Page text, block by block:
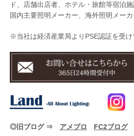
ド、店舗出店者、ホテル・旅館等宿泊
国内主要照明メーカー、海外照明メー
※当社は経済産業局よりPSE認証を受け
◎旧ブログ ⇒ アメブロ FC2ブログ